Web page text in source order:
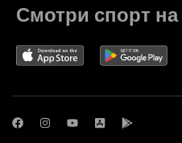
Смотри спорт